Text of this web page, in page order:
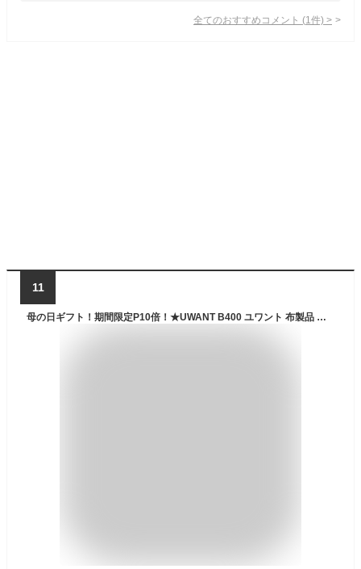
全てのおすすめコメント (1 件) >
11
母の日ギフト！期間限定P10倍！★UWANT B400 ユワント 布製品 リンサー 洗濯機 クリーナー カーペットクリーナー 水洗い バキュームクリーナー 水 掃除機 絨毯 ラグ ソファ カーペット 洗浄機 床 クリーニング シミ抜き染み抜き リンサー 水拭 車用品 車内 ペット